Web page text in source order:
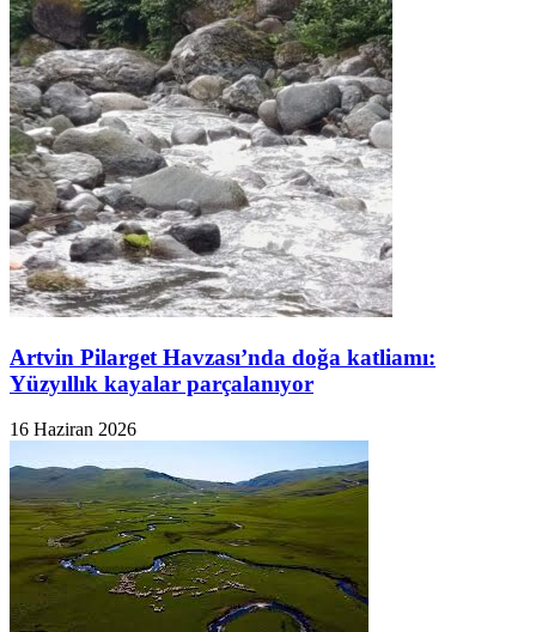
Artvin Pilarget Havzası’nda doğa katliamı:
Yüzyıllık kayalar parçalanıyor
16 Haziran 2026